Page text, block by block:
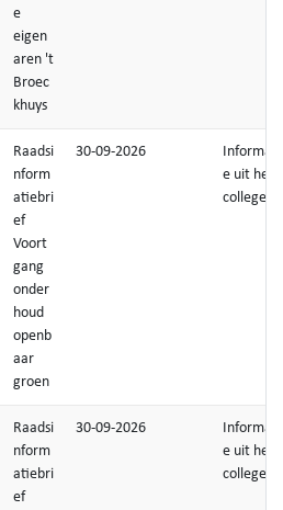
e
eigen
aren 't
Broec
khuys
Raadsi
nform
atiebri
ef
Voort
gang
onder
houd
openb
aar
groen
30-09-2026
Informati
e uit het
college
Raadsi
nform
atiebri
ef
30-09-2026
Informati
e uit het
college